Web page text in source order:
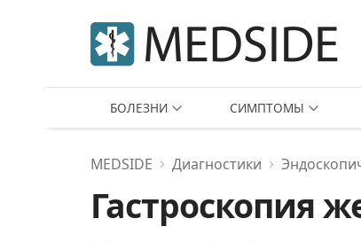
БОЛЕЗНИ СИМПТОМЫ
MEDSIDE Диагностики
Гастроскопия